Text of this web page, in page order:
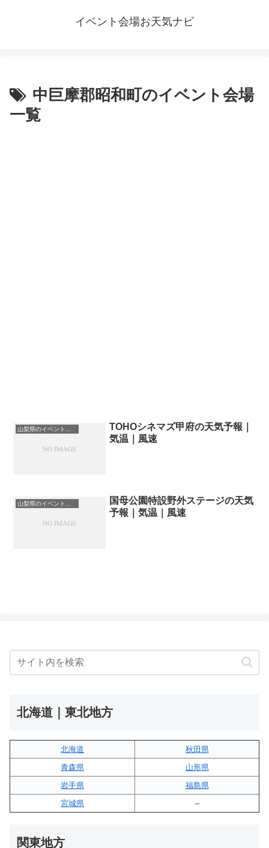
イベント会場お天気ナビ
中巨摩郡昭和町のイベント会場
一覧
TOHOシネマズ甲府の天気予報｜
気温｜風速
国母公園特設野外ステージの天気
予報｜気温｜風速
北海道｜東北地方
北海道
秋田県
青森県
山形県
岩手県
福島県
宮城県
–
関東地方